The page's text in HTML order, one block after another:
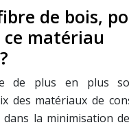
de bois,
matériau
de plus en plus
des matériaux de
la minimisation